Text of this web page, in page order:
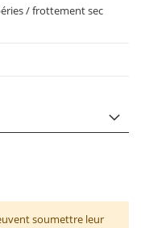
/ frottement sec
soumettre leur